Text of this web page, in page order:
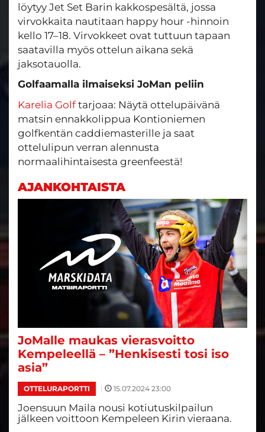
löytyy Jet Set Barin kakkospesältä, jossa
virvokkaita nautitaan happy hour -hinnoin
kello 17–18. Virvokkeet ovat tuttuun tapaan
saatavilla myös ottelun aikana sekä
jaksotauolla.
Golfaamalla ilmaiseksi JoMan peliin
Karelia Golftarjoaa: Näytä ottelupäivänä
matsin ennakkolippua Kontioniemen
golfkentän caddiemasterille ja saat
ottelulipun verran alennusta
normaalihintaisesta greenfeestä!
AJANKOHTAISTA
JoMalle maukas vierasvoitto
Kempeleellä – ”Henkisesti tosi iso
asia”
OTTELURAPORTTI | 15.07.2024 23:00
Joensuun Maila nousi kotiutuskilpailun
jälkeen voittoon Kempeleen Kirin vieraana.